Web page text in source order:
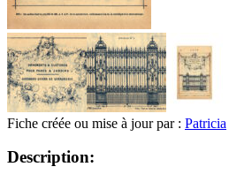
Fiche créée ou mise à jour par : Patricia
Description: